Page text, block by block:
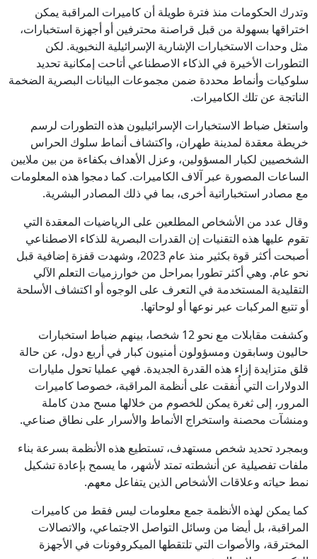
وتدرك الحكومات منذ فترة طويلة أن كاميرات المراقبة يمكن
اختراقها بسهولة من قبل قراصنة محترفين أو أجهزة استخبارات،
مثل وحدات الاستخبارات الإشارية الإسرائيلية النخبوية. لكن
التطورات الأخيرة في الذكاء الاصطناعي أتاحت إمكانية تحديد
سلوكيات وأنماط محددة ضمن مجموعات البيانات البصرية الضخمة
الناتجة عن تلك الكاميرات.
واستغل ضباط الاستخبارات الإسرائيليون هذه التطورات لرسم
خريطة معقدة لمدينة طهران، واكتشاف أنماط سلوك الحراس
الشخصيين لكبار المسؤولين، وعزل الأهداف بكفاءة من بين ملايين
الساعات المصورة عبر آلاف الكاميرات. كما دمجوا هذه المعلومات
مع مصادر استخباراتية أخرى، بما في ذلك المصادر البشرية.
وقال عدد من الأشخاص المطلعين على الرياضيات المعقدة التي
تقوم عليها هذه التقنيات إن القدرات البصرية للذكاء الاصطناعي
أصبحت أكثر قوة بكثير منذ عام 2023، وشهدت قفزة إضافية قبل
نحو عام. وهي أكثر تطورا بمراحل من خوارزميات التعلم الآلي
التقليدية المستخدمة في التعرف على الوجوه أو اكتشاف الأسلحة
أو تتبع المركبات عبر نوعها أو لوحاتها.
وكشفت مقابلات مع نحو 12 شخصا، بينهم ضباط استخبارات
حاليون وسابقون ومسؤولون أمنيون كبار في أربع دول، عن حالة
قلق متزايدة إزاء هذه القدرة الجديدة. فهي عمليا تحول مليارات
الدولارات التي أُنفقت على أنظمة المراقبة، خصوصا كاميرات
المرور، إلى ثغرة يمكن للخصوم من خلالها مسح مدن كاملة
ومنشآت محصنة واستخراج الأنماط والأسرار على نطاق صناعي.
وبمجرد تحديد شخص مستهدف، تستطيع هذه الأنظمة بسرعة بناء
ملفات تفصيلية عن أنشطته تمتد لأشهر، ما يسمح بإعادة تشكيل
نمط حياته وعلاقات الأشخاص الذين يتفاعل معهم.
كما يمكن لهذه الأنظمة جمع معلومات ليس فقط من كاميرات
المراقبة، بل أيضا من وسائل التواصل الاجتماعي، والاتصالات
المخترقة، والأصوات التي تلتقطها الميكروفونات في الأجهزة